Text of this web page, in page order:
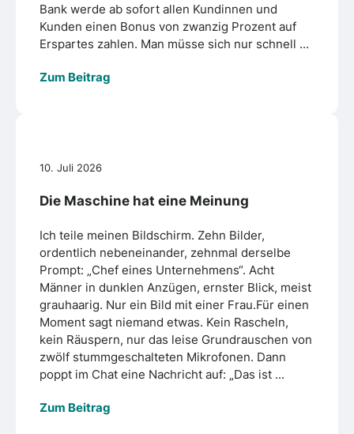
Bank werde ab sofort allen Kundinnen und
Kunden einen Bonus von zwanzig Prozent auf
Erspartes zahlen. Man müsse sich nur schnell ...
Zum Beitrag
10. Juli 2026
Die Maschine hat eine Meinung
Ich teile meinen Bildschirm. Zehn Bilder,
ordentlich nebeneinander, zehnmal derselbe
Prompt: „Chef eines Unternehmens“. Acht
Männer in dunklen Anzügen, ernster Blick, meist
grauhaarig. Nur ein Bild mit einer Frau.Für einen
Moment sagt niemand etwas. Kein Rascheln,
kein Räuspern, nur das leise Grundrauschen von
zwölf stummgeschalteten Mikrofonen. Dann
poppt im Chat eine Nachricht auf: „Das ist ...
Zum Beitrag